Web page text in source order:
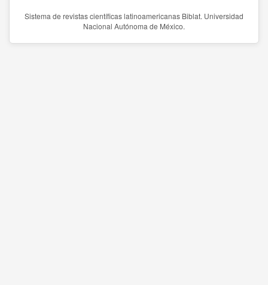
Sistema de revistas científicas latinoamericanas Biblat. Universidad
Nacional Autónoma de México.